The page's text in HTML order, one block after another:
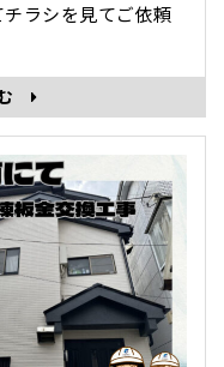
ラシを見てご依頼